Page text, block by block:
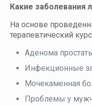
Какие заболевания
На основе
терапевтический
Аденома
Инфекционные
Мочекаменная
Проблемы у